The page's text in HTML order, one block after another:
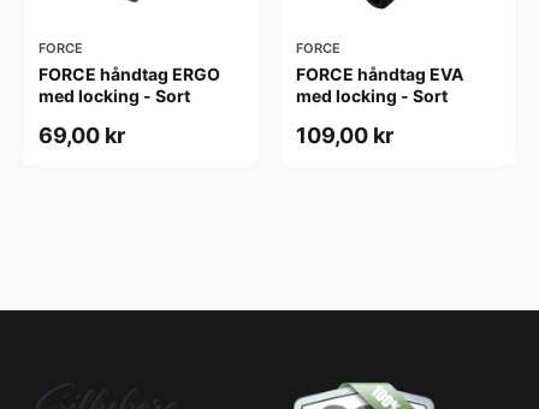
FORCE
FORCE håndtag ERGO
med locking - Sort
69,00 kr
FORCE
FORCE håndtag EVA
med locking - Sort
109,00 kr